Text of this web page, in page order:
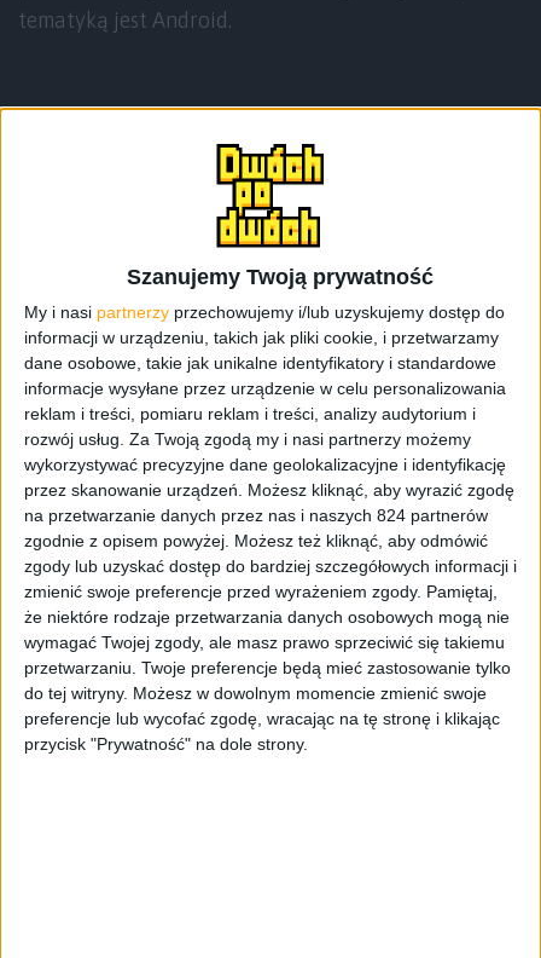
Szanujemy Twoją prywatność
My i nasi partnerzy przechowujemy i/lub uzyskujemy dostęp do
informacji w urządzeniu, takich jak pliki cookie, i przetwarzamy
dane osobowe, takie jak unikalne identyfikatory i standardowe
informacje wysyłane przez urządzenie w celu personalizowania
reklam i treści, pomiaru reklam i treści, analizy audytorium i
rozwój usług. Za Twoją zgodą my i nasi partnerzy możemy
wykorzystywać precyzyjne dane geolokalizacyjne i identyfikację
przez skanowanie urządzeń. Możesz kliknąć, aby wyrazić zgodę
na przetwarzanie danych przez nas i naszych 824 partnerów
zgodnie z opisem powyżej. Możesz też kliknąć, aby odmówić
zgody lub uzyskać dostęp do bardziej szczegółowych informacji i
zmienić swoje preferencje przed wyrażeniem zgody. Pamiętaj,
że niektóre rodzaje przetwarzania danych osobowych mogą nie
wymagać Twojej zgody, ale masz prawo sprzeciwić się takiemu
przetwarzaniu. Twoje preferencje będą mieć zastosowanie tylko
do tej witryny. Możesz w dowolnym momencie zmienić swoje
preferencje lub wycofać zgodę, wracając na tę stronę i klikając
przycisk "Prywatność" na dole strony.
tematyką jest Android.
Teksty autora
Pozostały sprzęt
Jak działa Samsung HomeSync? (wideo)